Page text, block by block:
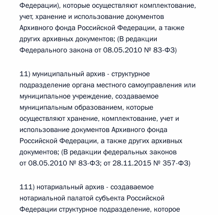
Федерации), которые осуществляют комплектование,
учет, хранение и использование документов
Архивного фонда Российской Федерации, а также
других архивных документов; (В редакции
Федерального закона от 08.05.2010 № 83-ФЗ)
11) муниципальный архив - структурное
подразделение органа местного самоуправления или
муниципальное учреждение, создаваемое
муниципальным образованием, которые
осуществляют хранение, комплектование, учет и
использование документов Архивного фонда
Российской Федерации, а также других архивных
документов; (В редакции федеральных законов
от 08.05.2010 № 83-ФЗ; от 28.11.2015 № 357-ФЗ)
111) нотариальный архив - создаваемое
нотариальной палатой субъекта Российской
Федерации структурное подразделение, которое